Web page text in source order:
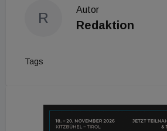
R
Autor
Redaktion
Tags